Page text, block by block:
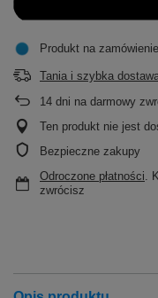
Produkt na zamówienie
Tania i szybka
14 dni na darmowy
Ten produkt nie jest
Bezpieczne zakupy
Odroczone płatności.
zwrócisz